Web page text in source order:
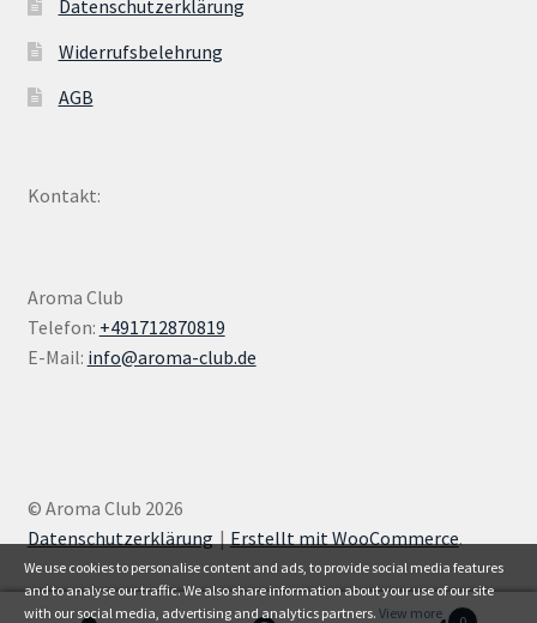
Datenschutzerklärung
Widerrufsbelehrung
AGB
Kontakt:
Aroma Club
Telefon: +491712870819
E-Mail: info@aroma-club.de
© Aroma Club 2026
Datenschutzerklärung
Erstellt mit WooCommerce.
We use cookies to personalise content and ads, to provide social media features
and to analyse our traffic. We also share information about your use of our site
with our social media, advertising and analytics partners. View more